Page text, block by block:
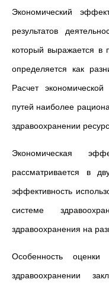
Экономический
результатов
который выражается в
определяется как
Расчет
путей наиболее
здравоохранении
Экономическая
рассматривается в
эффективность
системе
здравоохранения на
Особенность оценки
здравоохранении